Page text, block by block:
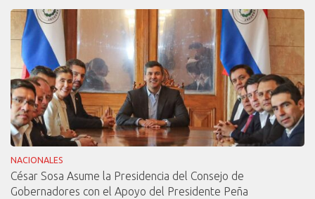
NACIONALES
César Sosa Asume la Presidencia del Consejo de
Gobernadores con el Apoyo del Presidente Peña